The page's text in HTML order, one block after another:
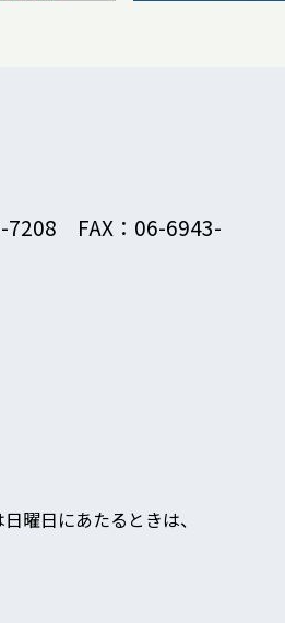
7208 FAX：06-6943-
曜日にあたるときは、